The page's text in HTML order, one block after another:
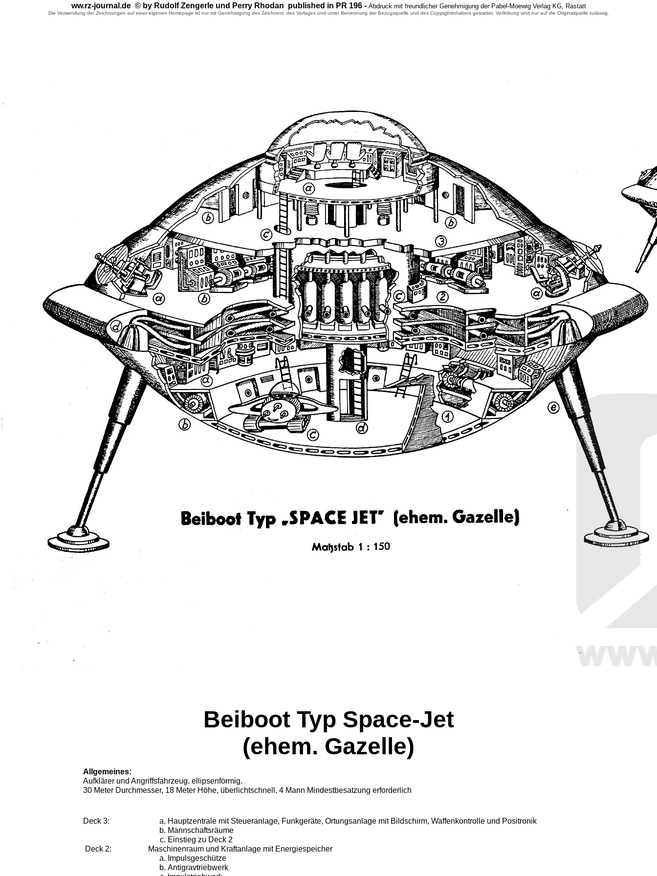
ww.rz-journal.de © by Rudolf Zengerle und Perry Rhodan published in PR 196 - Abdruck mit freundlicher Genehmigung der Pabel-Moewig Verlag KG, Rastatt
Die Verwendung der Zeichnungen auf einer eigenen Homepage ist nur mit Genehmigung des Zeichners, des Verlages und unter Benennung der Bezugsquelle und des Copyrightinhabers gestattet. Verlinkung sind nur auf die Originalquelle zulässig.
Beiboot Typ Space-Jet
(ehem. Gazelle)
Allgemeines:
Aufklärer und Angriffsfahrzeug. ellipsenförmig.
30 Meter Durchmesser, 18 Meter Höhe, überlichtschnell, 4 Mann Mindestbesatzung erforderlich
Deck 3:
Deck 2:
Hauptzentrale mit Steueranlage, Funk­geräte, Ortungsanlage mit Bildschirm, Waf­fenkontrolle und Positronik
Mannschaftsräume
Einstieg zu Deck 2
Maschinenraum und Kraftanlage mit Ener­giespeicher
Impulsgeschütze
Antigravtriebwerk